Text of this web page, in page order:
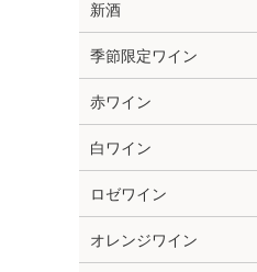
新酒
季節限定ワイン
赤ワイン
白ワイン
ロゼワイン
オレンジワイン